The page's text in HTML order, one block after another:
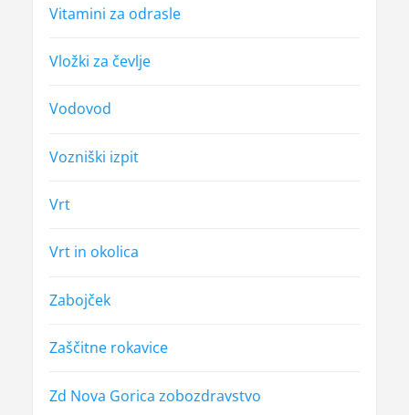
Vitamini za odrasle
Vložki za čevlje
Vodovod
Vozniški izpit
Vrt
Vrt in okolica
Zabojček
Zaščitne rokavice
Zd Nova Gorica zobozdravstvo